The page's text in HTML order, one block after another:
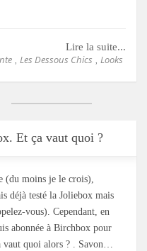
Lire la suite...
Les Dessous Chics Looks
Et ça vaut quoi ?
(du moins je le crois),
déjà testé la Joliebox mais
vous). Cependant, en
abonnée à Birchbox pour
quoi alors ? . Savon…